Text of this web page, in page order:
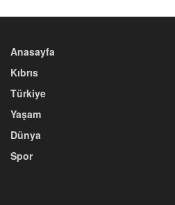
Anasayfa
Kıbrıs
Türkiye
Yaşam
Dünya
Spor